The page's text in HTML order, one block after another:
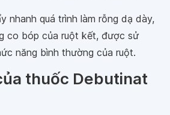
nhanh quá trình làm rỗng dạ dày,
co bóp của ruột kết, được sử
năng bình thường của ruột.
thuốc Debutinat